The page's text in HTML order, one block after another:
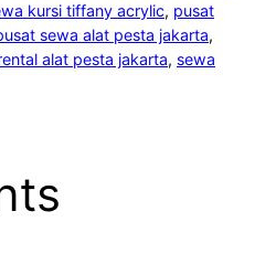
kursi tiffany acrylic, pusat
sewa alat pesta jakarta
alat pesta jakarta, sewa